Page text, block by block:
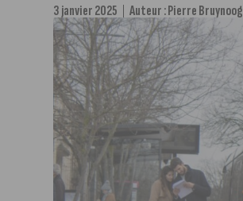
3 janvier 2025 Auteur :Pierre